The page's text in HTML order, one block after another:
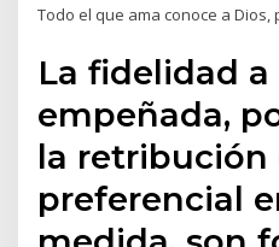
Todo el que ama conoce a Dios,
La fidelidad
empeñada,
la retribución
preferencial